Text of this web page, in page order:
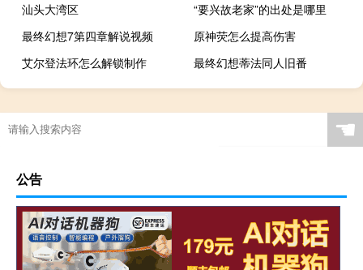
汕头大湾区
“要兴故老家”的出处是哪里
最终幻想7第四章解说视频
原神荧怎么提高伤害
艾尔登法环怎么解锁制作
最终幻想蒂法同人旧番
☚
公告